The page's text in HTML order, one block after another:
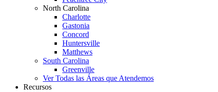
North Carolina
Charlotte
Gastonia
Concord
Huntersville
Matthews
South Carolina
Greenville
Ver Todas las Áreas que Atendemos
Recursos